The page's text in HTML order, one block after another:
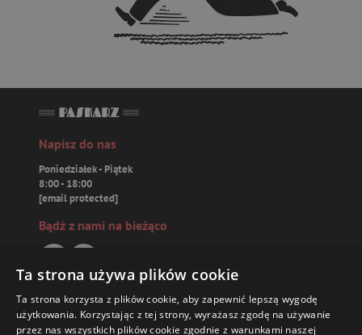
Napisz do nas
Poniedziałek - Piątek
8:00 - 18:00
[email protected]
Bądź z nami na bieżąco
Paskarz.pl
Ta strona używa plików cookie
Ta strona korzysta z plików cookie, aby zapewnić lepszą wygodę
użytkowania. Korzystając z tej strony, wyrażasz zgodę na używanie
przez nas wszystkich plików cookie zgodnie z warunkami naszej